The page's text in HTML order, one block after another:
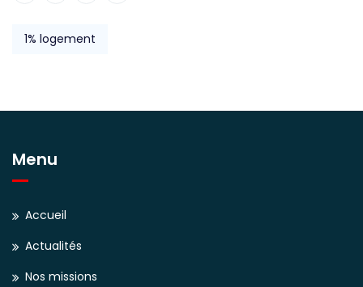
1% logement
Menu
Accueil
Actualités
Nos missions